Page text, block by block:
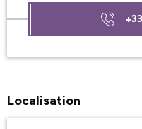
Localisation